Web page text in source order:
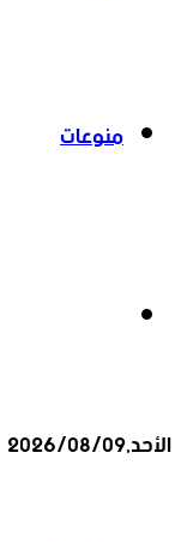
منوعات
الأحد,2026/08/09